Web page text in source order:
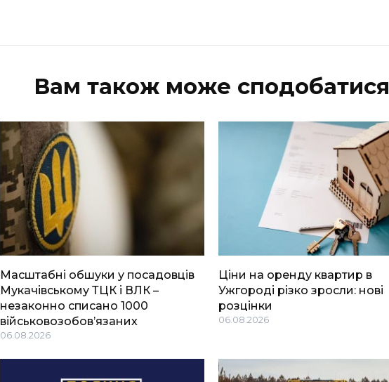
Вам також може сподобатися
Масштабні обшуки у посадовців
Мукачівському ТЦК і ВЛК –
незаконно списано 1000
військовозобов’язаних
06.08.2026
Ціни на оренду квартир в
Ужгороді різко зросли: нові
розцінки
06.08.2026